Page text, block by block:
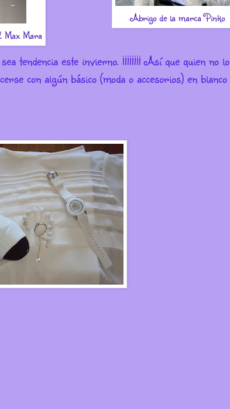
Abrigo de la marca Pinko
Max Mara
tendencia este invierno. ¡¡¡¡¡¡¡¡ Así que quien no lo
con algún básico (moda o accesorios) en blanco